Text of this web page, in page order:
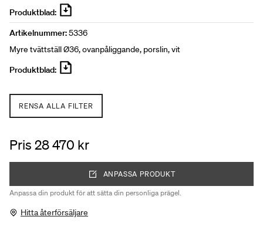
Produktblad:
Artikelnummer:5336
Myre tvättställ Ø36, ovanpåliggande, porslin, vit
Produktblad:
RENSA ALLA FILTER
Pris 28 470 kr
ANPASSA PRODUKT
Anpassa din produkt för att sätta din personliga prägel.
Hitta återförsäljare